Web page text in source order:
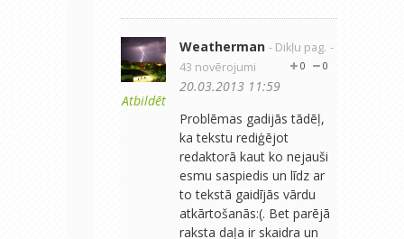
Atbildēt
Weatherman - Dikļu pag. -
43 novērojumi
0
0
20.03.2013 11:59
Problēmas gadijās tādēļ,
ka tekstu rediģējot
redaktorā kaut ko nejauši
esmu saspiedis un līdz ar
to tekstā gaidījās vārdu
atkārtošanās:(. Bet parējā
raksta daļa ir skaidra un